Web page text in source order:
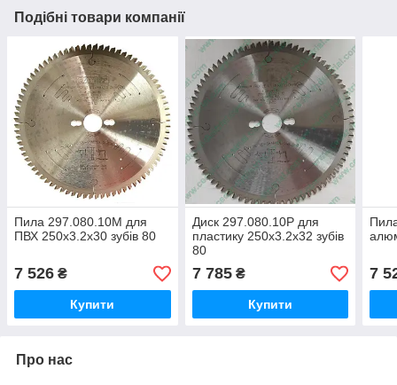
Подібні товари компанії
Пила 297.080.10M для
ПВХ 250x3.2x30 зубів 80
7 526 ₴
Купити
Диск 297.080.10P для
пластику 250x3.2x32 зубів
80
7 785₴
Купити
7
Про нас